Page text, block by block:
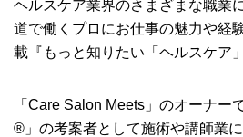
ヘルスケア業界のさまざまな職業
道で働くプロにお仕事の魅力や経
載『もっと知りたい「ヘルスケア
「Care Salon Meets」のオーナー
®」の考案者として施術や講師業